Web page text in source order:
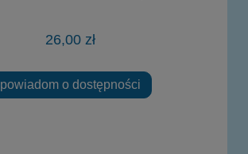
26,00 zł
powiadom o dostępności